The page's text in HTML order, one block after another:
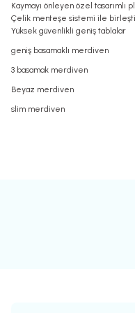
Kaymayı önleyen özel tasarımlı
Çelik menteşe sistemi ile
Yüksek güvenlikli geniş tablalar
geniş basamaklı merdiven
3 basamak merdiven
Beyaz merdiven
slim merdiven